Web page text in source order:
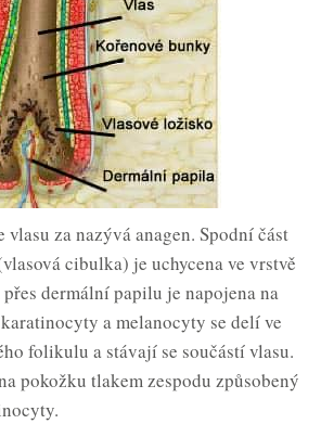
vlasu za nazývá anagen. Spodní část
cibulka) je uchycena ve vrstvě
dermální papilu je napojena na
a melanocyty se delí ve
folikulu a stávají se součástí vlasu.
pokožku tlakem zespodu způsobený